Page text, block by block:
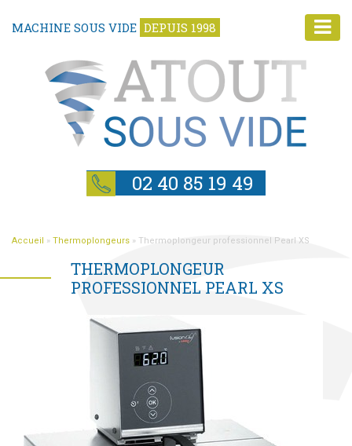
MACHINE SOUS VIDE DEPUIS 1998
02 40 85 19 49
Accueil » Thermoplongeurs » Thermoplongeur professionnel Pearl XS
THERMOPLONGEUR
PROFESSIONNEL PEARL XS